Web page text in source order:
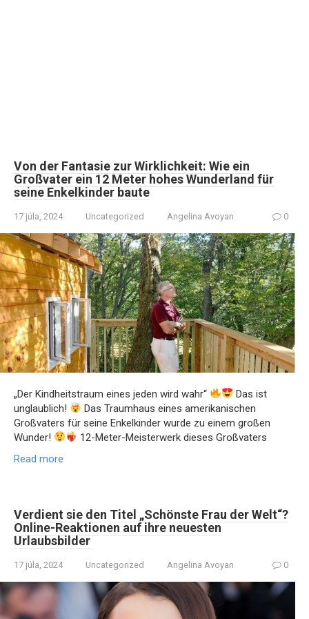
Von der Fantasie zur Wirklichkeit: Wie ein
Großvater ein 12 Meter hohes Wunderland für
seine Enkelkinder baute
17 júla, 2024 Uncategorized Angelina Avoyan 0
„Der Kindheitstraum eines jeden wird wahr“
Das ist
unglaublich!
Das Traumhaus eines amerikanischen
Großvaters für seine Enkelkinder wurde zu einem großen
Wunder!
12-Meter-Meisterwerk dieses Großvaters
Read more
Verdient sie den Titel „Schönste Frau der Welt“?
Online-Reaktionen auf ihre neuesten
Urlaubsbilder
17 júla, 2024 Uncategorized Angelina Avoyan 0